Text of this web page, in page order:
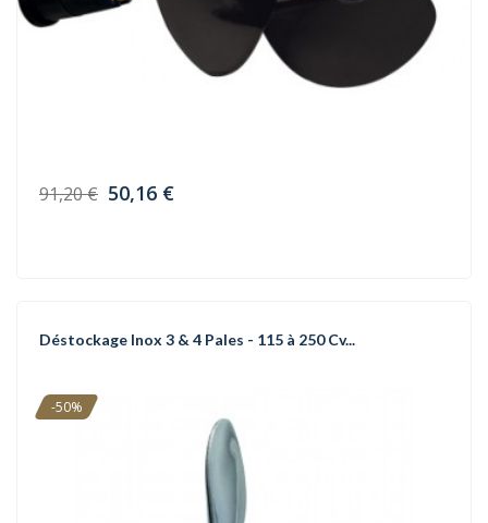
91,20 € 50,16 €
Déstockage Inox 3 & 4 Pales - 115 à 250 Cv...
-50%